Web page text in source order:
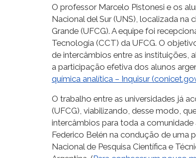
O professor Marcelo Pistonesi e os
Nacional del Sur (UNS), localizada na
Grande (UFCG). A equipe foi
Tecnologia (CCT) da UFCG. O
de intercâmbios entre as instituições,
a participação efetiva dos alunos
química analítica – Inquisur
O trabalho entre as universidades já
(UFCG), viabilizando, desse modo,
intercâmbios para toda a
Federico Belén na condução de uma
Nacional de Pesquisa Científica e